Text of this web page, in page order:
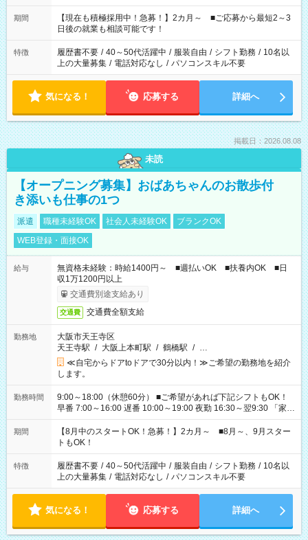
い」 「余裕を持って夕飯の準備がしたい」 「できれば残業はし
たくない」 など、ご希望を教えてくださいね。 ※Wワーク希望
の方へ 今ご覧のお仕事で希望する勤務時間と、もう1つのお仕事
の勤務時間。 合計で週40時間を超える場合は応募できません。
期間
【現在も積極採用中！急募！】2カ月～ ■ご応募から最短2～3
日後の就業も相談可能です！
特徴 履歴書不要 / 40～50代活躍中 / 服装自由 / シフト勤務 / 10名以
上の大量募集 / 電話対応なし / パソコンスキル不要
気になる！ 応募する 詳細へ
掲載日：2026.08.08
未読
【オープニング募集】おばあちゃんのお散歩付
き添いも仕事の1つ
派遣 職種未経験OK 社会人未経験OK
ブランクOK
WEB登録・面接OK
給与
無資格未経験：時給1400円～ ■週払いOK ■扶養内OK ■日
収1万1200円以上
交通費別途支給あり
交通費 交通費全額支給
勤務地
大阪市天王寺区
天王寺駅 / 大阪上本町駅 / 鶴橋駅 / …
≪自宅からドアtoドアで30分以内！≫ご希望の勤務地を紹介
します。
勤務時間
9:00～18:00（休憩60分） ■ご希望があれば下記シフトもOK！
早番 7:00～16:00 遅番 10:00～19:00 夜勤 16:30～翌9:30 「家族
と休みを合わせたい」 「余裕を持って夕飯の準備がしたい」
「できれば残業はしたくない」 など、ご希望を教えてください
ね。 ※Wワーク希望の方へ 今ご覧のお仕事で希望する勤務時間
と、もう1つのお仕事の勤務時間。 合計で週40時間を超える場
合は応募できません。
期間
【8月中のスタートOK！急募！】2カ月～ ■8月～、9月スター
トもOK！
特徴 履歴書不要 / 40～50代活躍中 / 服装自由 / シフト勤務 / 10名以
上の大量募集 / 電話対応なし / パソコンスキル不要
気になる！ 応募する 詳細へ